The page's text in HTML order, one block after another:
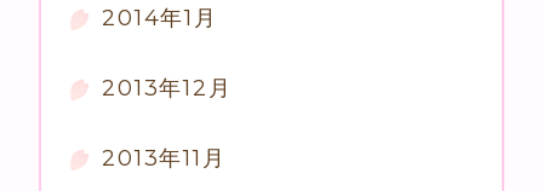
2014年1月
2013年12月
2013年11月